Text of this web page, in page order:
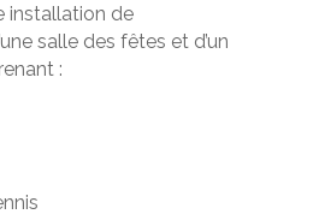
installation de
salle des fêtes et d’un
: